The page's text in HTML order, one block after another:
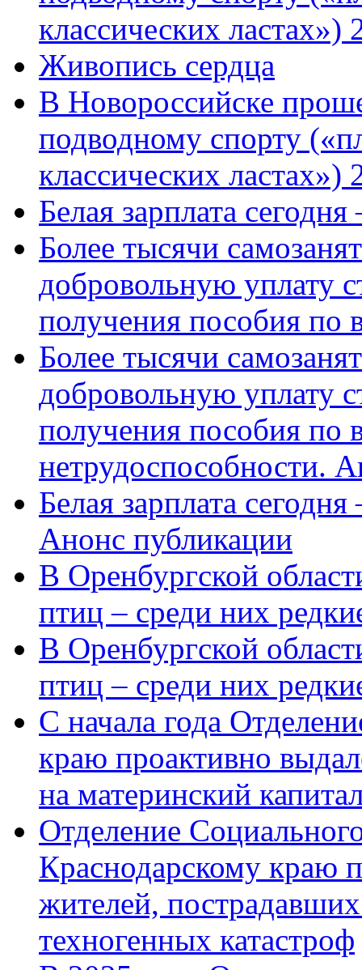
классических
Живопись сердца
В Новороссийске
подводному спорту
классических ластах»)
Белая зарплата
Более тысячи
добровольную уплату
получения пособия по
Более тысячи
добровольную уплату
получения пособия по
нетрудоспособности.
Белая зарплата
Анонс публикации
В Оренбургской
птиц – среди них
В Оренбургской
птиц – среди них
С начала года
краю проактивно
на материнский
Отделение
Краснодарскому краю
жителей,
техногенных катастроф